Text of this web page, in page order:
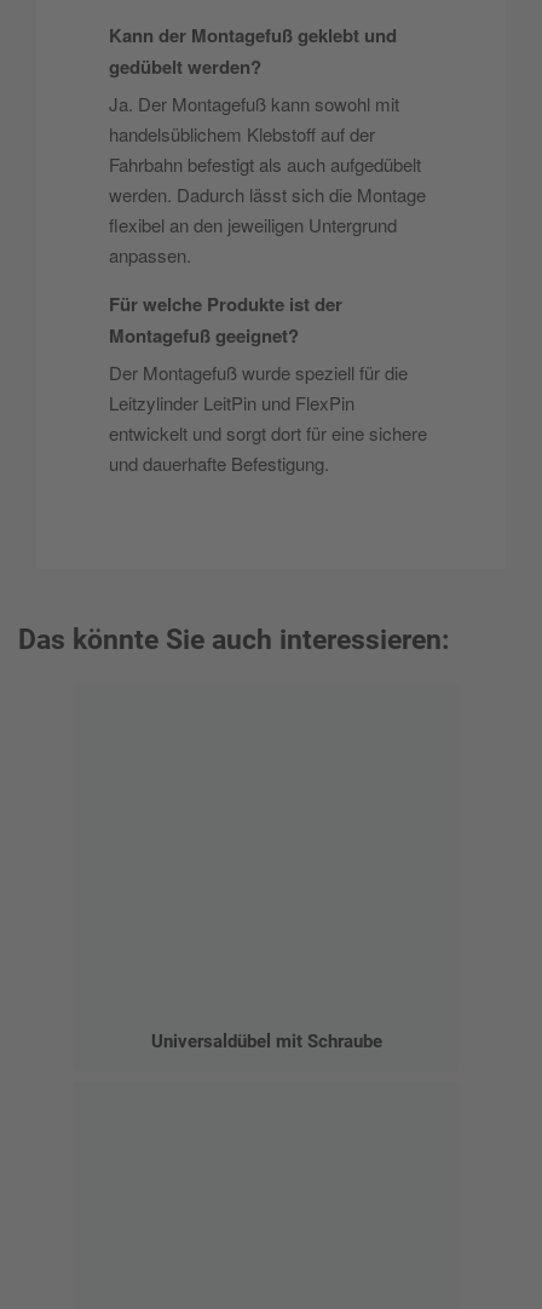
Kann der Montagefuß geklebt und
gedübelt werden?
Ja. Der Montagefuß kann sowohl mit
handelsüblichem Klebstoff auf der
Fahrbahn befestigt als auch aufgedübelt
werden. Dadurch lässt sich die Montage
flexibel an den jeweiligen Untergrund
anpassen.
Für welche Produkte ist der
Montagefuß geeignet?
Der Montagefuß wurde speziell für die
Leitzylinder LeitPin und FlexPin
entwickelt und sorgt dort für eine sichere
und dauerhafte Befestigung.
Das könnte Sie auch interessieren:
Universaldübel mit Schraube